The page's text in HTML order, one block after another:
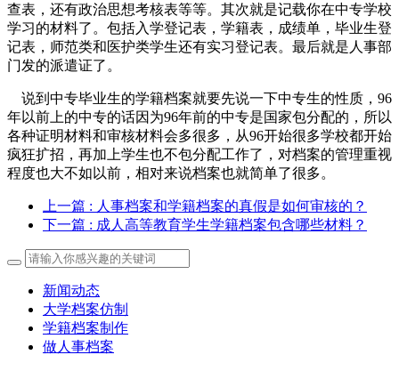
查表，还有政治思想考核表等等。其次就是记载你在中专学校
学习的材料了。包括入学登记表，学籍表，成绩单，毕业生登
记表，师范类和医护类学生还有实习登记表。最后就是人事部
门发的派遣证了。
说到中专毕业生的学籍档案就要先说一下中专生的性质，96
年以前上的中专的话因为96年前的中专是国家包分配的，所以
各种证明材料和审核材料会多很多，从96开始很多学校都开始
疯狂扩招，再加上学生也不包分配工作了，对档案的管理重视
程度也大不如以前，相对来说档案也就简单了很多。
上一篇 : 人事档案和学籍档案的真假是如何审核的？
下一篇 : 成人高等教育学生学籍档案包含哪些材料？
新闻动态
大学档案仿制
学籍档案制作
做人事档案